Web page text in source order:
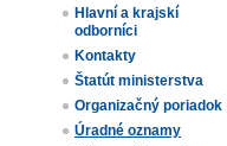
Hlavní a krajskí
odborníci
Kontakty
Štatút ministerstva
Organizačný poriadok
Úradné oznamy